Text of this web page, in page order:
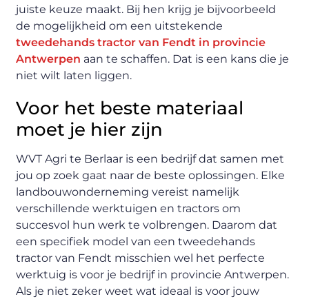
juiste keuze maakt. Bij hen krijg je bijvoorbeeld
de mogelijkheid om een uitstekende
tweedehands tractor van Fendt in provincie
Antwerpen aan te schaffen. Dat is een kans die je
niet wilt laten liggen.
Voor het beste materiaal
moet je hier zijn
WVT Agri te Berlaar is een bedrijf dat samen met
jou op zoek gaat naar de beste oplossingen. Elke
landbouwonderneming vereist namelijk
verschillende werktuigen en tractors om
succesvol hun werk te volbrengen. Daarom dat
een specifiek model van een tweedehands
tractor van Fendt misschien wel het perfecte
werktuig is voor je bedrijf in provincie Antwerpen.
Als je niet zeker weet wat ideaal is voor jouw